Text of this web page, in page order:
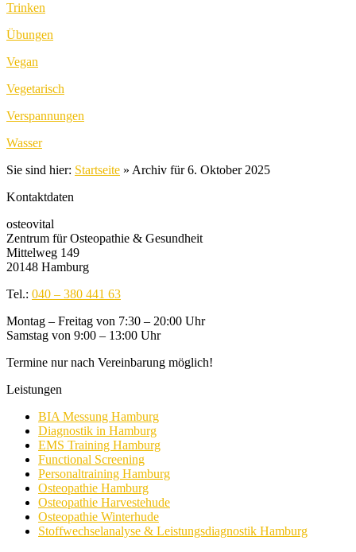
Trinken
Übungen
Vegan
Vegetarisch
Verspannungen
Wasser
Sie sind hier: Startseite » Archiv für 6. Oktober 2025
Kontaktdaten
osteovital
Zentrum für Osteopathie & Gesundheit
Mittelweg 149
20148 Hamburg
Tel.: 040 – 380 441 63
Montag – Freitag von 7:30 – 20:00 Uhr
Samstag von 9:00 – 13:00 Uhr
Termine nur nach Vereinbarung möglich!
Leistungen
BIA Messung Hamburg
Diagnostik in Hamburg
EMS Training Hamburg
Functional Screening
Personaltraining Hamburg
Osteopathie Hamburg
Osteopathie Harvestehude
Osteopathie Winterhude
Stoffwechselanalyse & Leistungsdiagnostik Hamburg